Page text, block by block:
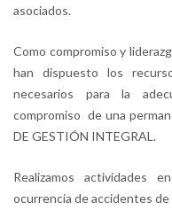
asociados.
Como compromiso y
han dispuesto los
necesarios para la
compromiso de una
DE GESTIÓN INTEGRAL .
Realizamos actividades
ocurrencia de accidentes